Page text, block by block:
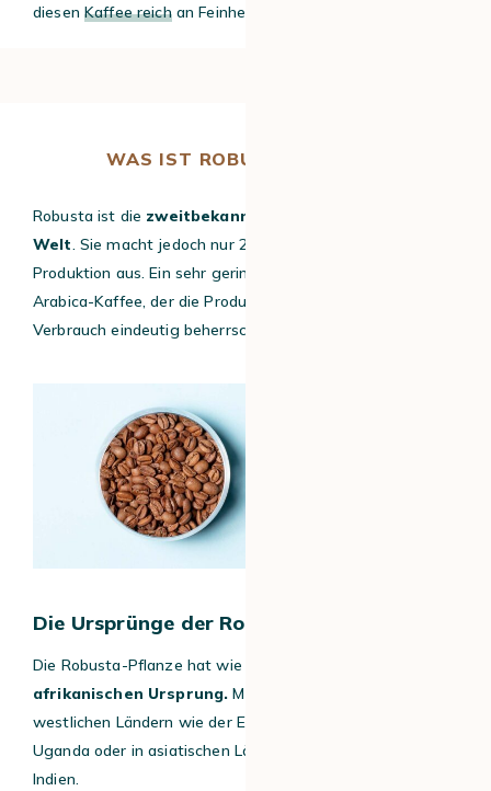
diesen Kaffee reichan Feinheiten machen.
WAS IST ROBUSTA-KAFFEE?
Robusta ist die zweitbekannteste Kaffeeart der
Welt. Sie macht jedoch nur 25% der weltweiten
Produktion aus. Ein sehr geringer Anteil im Vergleich zum
Arabica-Kaffee, der die Produktion und den allgemeinen
Verbrauch eindeutig beherrscht.
Die Ursprünge der Robusta-Pflanze
Die Robusta-Pflanze hat wie die Arabica-Pflanze einen
afrikanischen Ursprung. Man findet ihn häufig in
westlichen Ländern wie der Elfenbeinküste, aber auch in
Uganda oder in asiatischen Ländern wie Vietnam oder
Indien.